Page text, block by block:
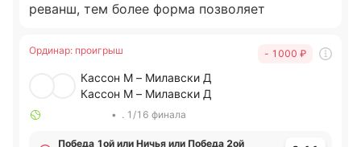
реванш, тем более форма позволяет
Ординар: проигрыш - 1000 ₽
Кассон М – Милавски Д
Кассон М – Милавски Д
• . 1/16 финала
Победа 1ой или Ничья или Победа 2ой